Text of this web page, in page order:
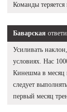
Команды
Баварская
Усиливать
условиях. Нас
Кинешма в месяц
следует
первый месяц